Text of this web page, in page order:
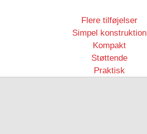
Flere tilføjelser
Simpel konstruktion
Kompakt
Støttende
Praktisk